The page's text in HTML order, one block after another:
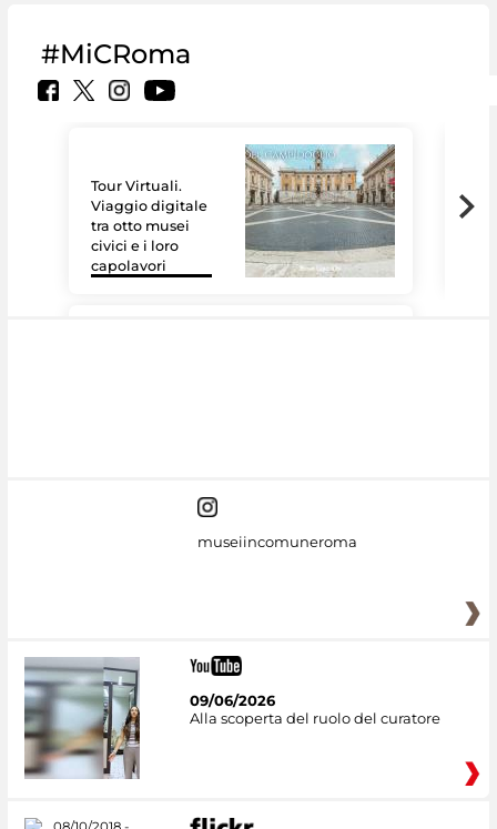
#MiCRoma
Tour Virtuali.
Viaggio digitale
tra otto musei
civici e i loro
capolavori
museiincomuneroma
09/06/2026
Alla scoperta del ruolo del curatore